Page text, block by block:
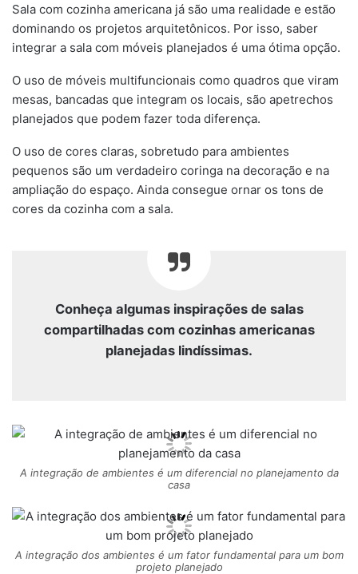
Sala com cozinha americana já são uma realidade e estão
dominando os projetos arquitetônicos. Por isso, saber
integrar a sala com móveis planejados é uma ótima opção.
O uso de móveis multifuncionais como quadros que viram
mesas, bancadas que integram os locais, são apetrechos
planejados que podem fazer toda diferença.
O uso de cores claras, sobretudo para ambientes
pequenos são um verdadeiro coringa na decoração e na
ampliação do espaço. Ainda consegue ornar os tons de
cores da cozinha com a sala.
Conheça algumas inspirações de salas
compartilhadas com cozinhas americanas
planejadas lindíssimas.
A integração de ambientes é um diferencial no planejamento da
casa
A integração dos ambientes é um fator fundamental para um bom
projeto planejado